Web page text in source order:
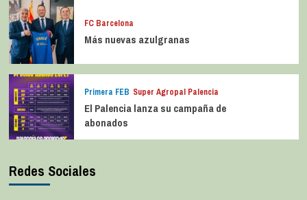
FC Barcelona
Más nuevas azulgranas
Primera FEB Super Agropal Palencia
El Palencia lanza su campaña de
abonados
Redes Sociales